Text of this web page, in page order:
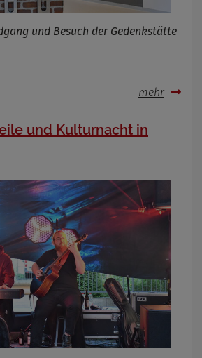
und Besuch der Gedenkstätte
mehr
und Kulturnacht in